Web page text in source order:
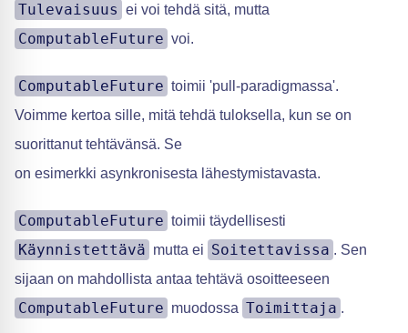
Tulevaisuus ei voi tehdä sitä, mutta
ComputableFuture voi.
ComputableFuture toimii 'pull-paradigmassa'.
Voimme kertoa sille, mitä tehdä tuloksella, kun se on
suorittanut tehtävänsä. Se
on esimerkki asynkronisesta lähestymistavasta.
ComputableFuture toimii täydellisesti
Käynnistettävä mutta ei Soitettavissa . Sen
sijaan on mahdollista antaa tehtävä osoitteeseen
ComputableFuture muodossa Toimittaja .